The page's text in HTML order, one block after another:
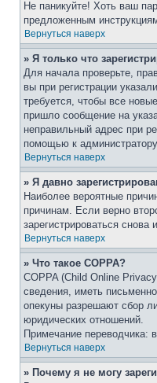
Не паникуйте! Хоть ваш
предложенным
Вернуться наверх
» Я только что
Для начала проверьте,
вы при регистрации
требуется, чтобы все
пришло сообщение на
неправильный адрес при
помощью к
Вернуться наверх
» Я давно
Наиболее вероятные
причинам. Если верно
зарегистрироваться снова
Вернуться наверх
» Что такое COPPA?
COPPA (Child Online
сведения, иметь
опекуны разрешают сбор
юридических отношений.
Примечание переводчика:
Вернуться наверх
» Почему я не могу